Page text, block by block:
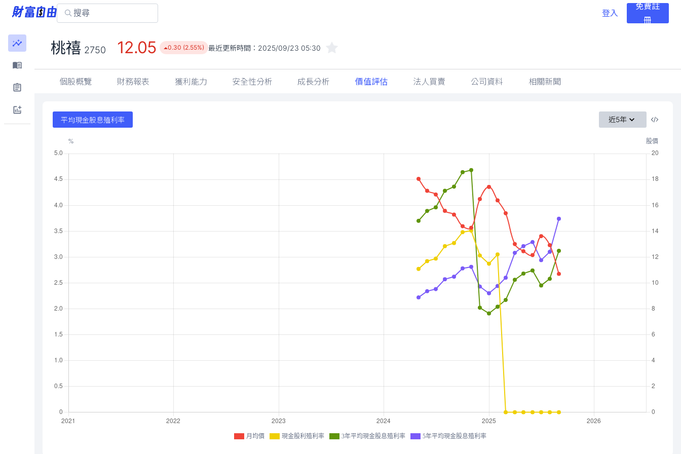
登入
免費註
冊
桃禧 2750 12.05 0.30 (2.55%) 最近更新時間： 2025/09/23 05:30
個股概覽 財務報表 獲利能力 安全性分析 成長分析 價值評估 法人買賣 公司資料 相關新聞
平均現金股息殖利率 近5年
月均價 現金股利殖利率 3年平均現金股息殖利率 5年平均現金股息殖利率